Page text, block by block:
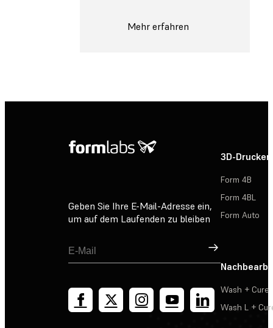
Mehr erfahren
Geben Sie Ihre E-Mail-Adresse ein,
um auf dem Laufenden zu bleiben
Registrieren
3D-Drucker
Form 4B
Form 4BL
Form Auto
Wash + Cure
Wash L +